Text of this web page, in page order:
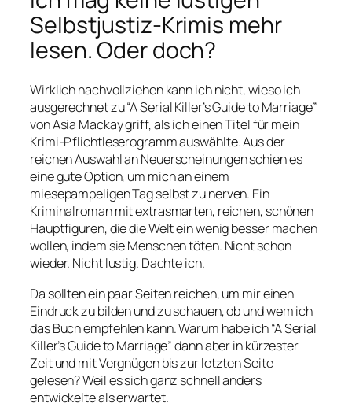
Selbstjustiz-Krimis mehr
lesen. Oder doch?
Wirklich nachvollziehen kann ich nicht, wieso ich
ausgerechnet zu “A Serial Killer’s Guide to Marriage”
von Asia Mackay griff, als ich einen Titel für mein
Krimi-Pflichtleserogramm auswählte. Aus der
reichen Auswahl an Neuerscheinungen schien es
eine gute Option, um mich an einem
miesepampeligen Tag selbst zu nerven. Ein
Kriminalroman mit extrasmarten, reichen, schönen
Hauptfiguren, die die Welt ein wenig besser machen
wollen, indem sie Menschen töten. Nicht schon
wieder. Nicht lustig. Dachte ich.
Da sollten ein paar Seiten reichen, um mir einen
Eindruck zu bilden und zu schauen, ob und wem ich
das Buch empfehlen kann. Warum habe ich “A Serial
Killer’s Guide to Marriage” dann aber in kürzester
Zeit und mit Vergnügen bis zur letzten Seite
gelesen? Weil es sich ganz schnell anders
entwickelte als erwartet.